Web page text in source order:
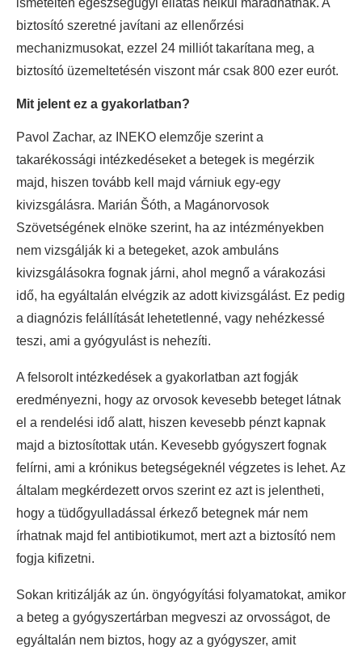
ismételten egészségügyi ellátás nélkül maradhatnak. A
biztosító szeretné javítani az ellenőrzési
mechanizmusokat, ezzel 24 milliót takarítana meg, a
biztosító üzemeltetésén viszont már csak 800 ezer eurót.
Mit jelent ez a gyakorlatban?
Pavol Zachar, az INEKO elemzője szerint a
takarékossági intézkedéseket a betegek is megérzik
majd, hiszen tovább kell majd várniuk egy-egy
kivizsgálásra. Marián Šóth, a Magánorvosok
Szövetségének elnöke szerint, ha az intézményekben
nem vizsgálják ki a betegeket, azok ambuláns
kivizsgálásokra fognak járni, ahol megnő a várakozási
idő, ha egyáltalán elvégzik az adott kivizsgálást. Ez pedig
a diagnózis felállítását lehetetlenné, vagy nehézkessé
teszi, ami a gyógyulást is nehezíti.
A felsorolt intézkedések a gyakorlatban azt fogják
eredményezni, hogy az orvosok kevesebb beteget látnak
el a rendelési idő alatt, hiszen kevesebb pénzt kapnak
majd a biztosítottak után. Kevesebb gyógyszert fognak
felírni, ami a krónikus betegségeknél végzetes is lehet. Az
általam megkérdezett orvos szerint ez azt is jelentheti,
hogy a tüdőgyulladással érkező betegnek már nem
írhatnak majd fel antibiotikumot, mert azt a biztosító nem
fogja kifizetni.
Sokan kritizálják az ún. öngyógyítási folyamatokat, amikor
a beteg a gyógyszertárban megveszi az orvosságot, de
egyáltalán nem biztos, hogy az a gyógyszer, amit